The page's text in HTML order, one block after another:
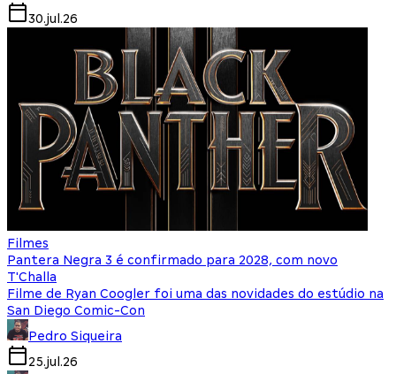
30.jul.26
Filmes
Pantera Negra 3 é confirmado para 2028, com novo
T'Challa
Filme de Ryan Coogler foi uma das novidades do estúdio na
San Diego Comic-Con
Pedro Siqueira
25.jul.26